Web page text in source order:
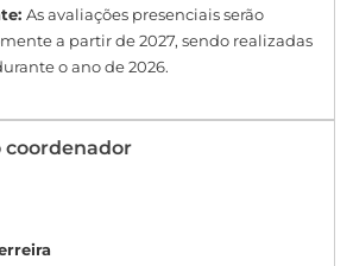
As avaliações presenciais serão
a partir de 2027, sendo realizadas
o ano de 2026.
coordenador